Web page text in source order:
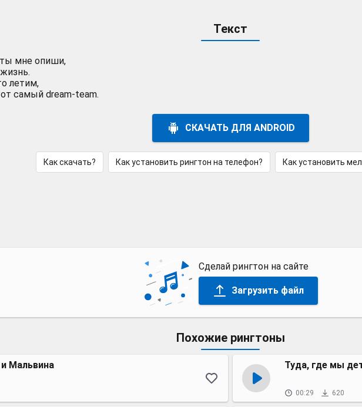
Текст
мне опиши,
летим,
самый dream-team.
СКАЧАТЬ ДЛЯ ANDROID
Как скачать? Как установить рингтон на телефон? Как установить
Сделай рингтон на сайте
Загрузить файл
Похожие рингтоны
Мальвина Туда, где мы
00:29 620